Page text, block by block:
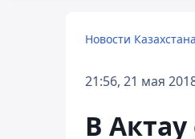
Новости
21:56, 21 мая
В